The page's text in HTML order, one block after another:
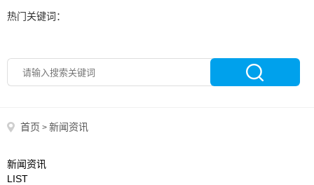
热门关键词：
首页 > 新闻资讯
新闻资讯
LIST